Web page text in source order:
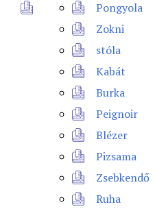
Pongyola
Zokni
stóla
Kabát
Burka
Peignoir
Blézer
Pizsama
Zsebkendő
Ruha